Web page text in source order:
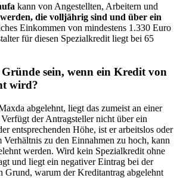
kann von Angestellten, Arbeitern und
die volljährig sind und über ein
Einkommen von mindestens 1.330 Euro
für diesen Spezialkredit liegt bei 65
sein, wenn ein Kredit von
wird?
abgelehnt, liegt das zumeist an einer
der Antragsteller nicht über ein
entsprechenden Höhe, ist er arbeitslos oder
Verhältnis zu den Einnahmen zu hoch, kann
werden. Wird kein Spezialkredit ohne
und liegt ein negativer Eintrag bei der
Grund, warum der Kreditantrag abgelehnt